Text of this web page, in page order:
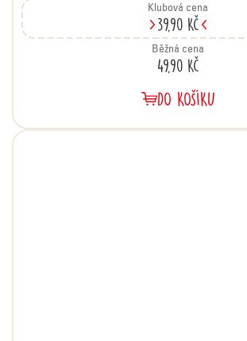
Klubová cena
39,90 Kč
Běžná cena
49,90 Kč
DO KOŠÍKU